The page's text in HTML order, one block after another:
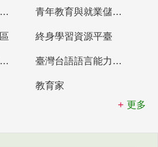
教育部統計處電子書櫃 青年教育與就業儲蓄帳戶
終身學習資源平臺
教育部高中等以下學校及幼兒園教師資格檢定考試 臺灣台語語言能力認證網站
教育家
更多